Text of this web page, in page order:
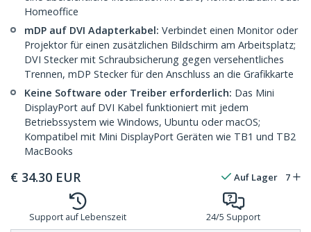
Homeoffice
mDP auf DVI Adapterkabel: Verbindet einen Monitor oder
Projektor für einen zusätzlichen Bildschirm am Arbeitsplatz;
DVI Stecker mit Schraubsicherung gegen versehentliches
Trennen, mDP Stecker für den Anschluss an die Grafikkarte
Keine Software oder Treiber erforderlich: Das Mini
DisplayPort auf DVI Kabel funktioniert mit jedem
Betriebssystem wie Windows, Ubuntu oder macOS;
Kompatibel mit Mini DisplayPort Geräten wie TB1 und TB2
MacBooks
€ 34.30 EUR Auf Lager 7
Support auf Lebenszeit 24/5 Support